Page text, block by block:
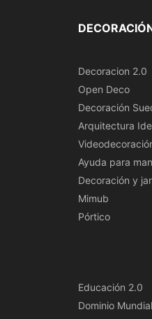
Decoracion 2.0
Open Deco
Decoración
Arquitectura
Ayuda para
Decoración y
Mimub
Pórtico
Educación 2.0
Dominio Mundial